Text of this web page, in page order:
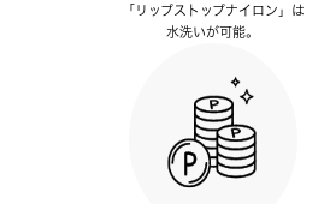
「リップストップナイロン」は
水洗いが可能。